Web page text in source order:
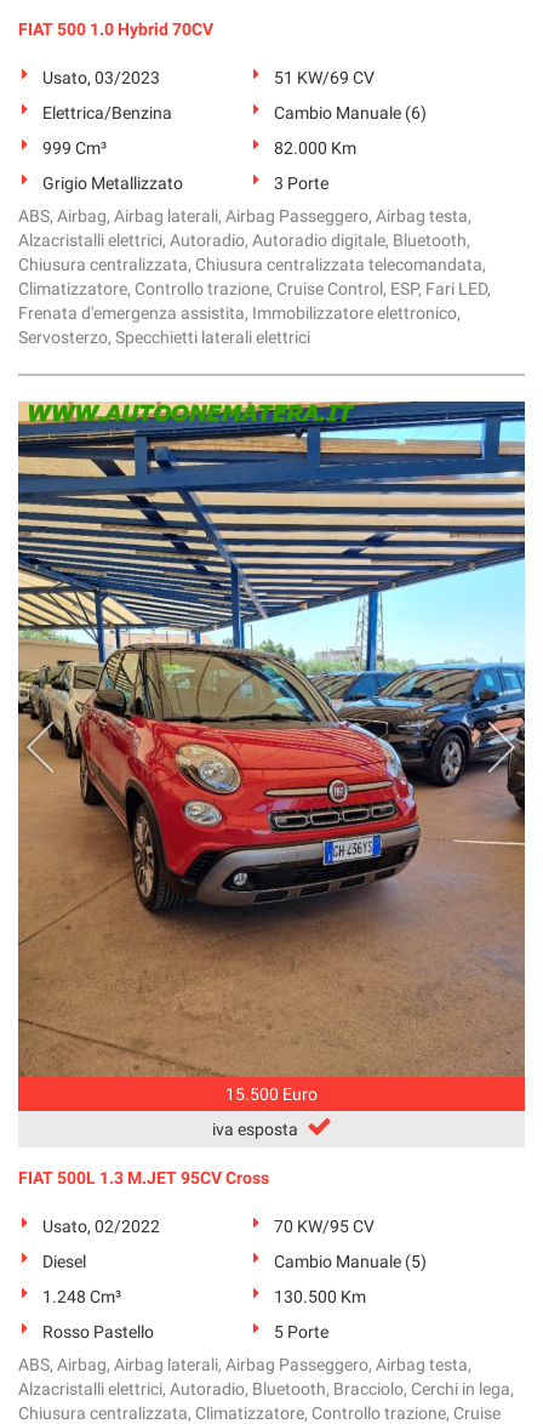
FIAT 500 1.0 Hybrid 70CV
Usato, 03/2023
51 KW/69 CV
Elettrica/Benzina
Cambio Manuale (6)
999 Cm³
82.000 Km
Grigio Metallizzato
3 Porte
ABS, Airbag, Airbag laterali, Airbag Passeggero, Airbag testa,
Alzacristalli elettrici, Autoradio, Autoradio digitale, Bluetooth,
Chiusura centralizzata, Chiusura centralizzata telecomandata,
Climatizzatore, Controllo trazione, Cruise Control, ESP, Fari LED,
Frenata d'emergenza assistita, Immobilizzatore elettronico,
Servosterzo, Specchietti laterali elettrici
15.500 Euro
iva esposta
FIAT 500L 1.3 M.JET 95CV Cross
Usato, 02/2022
70 KW/95 CV
Diesel
Cambio Manuale (5)
1.248 Cm³
130.500 Km
Rosso Pastello
5 Porte
ABS, Airbag, Airbag laterali, Airbag Passeggero, Airbag testa,
Alzacristalli elettrici, Autoradio, Bluetooth, Bracciolo, Cerchi in lega,
Chiusura centralizzata, Climatizzatore, Controllo trazione, Cruise
le